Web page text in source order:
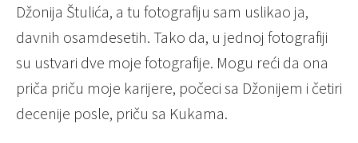
Džonija Štulića, a tu fotografiju sam uslikao ja,
davnih osamdesetih. Tako da, u jednoj fotografiji
su ustvari dve moje fotografije. Mogu reći da ona
priča priču moje karijere, počeci sa Džonijem i četiri
decenije posle, priču sa Kukama.